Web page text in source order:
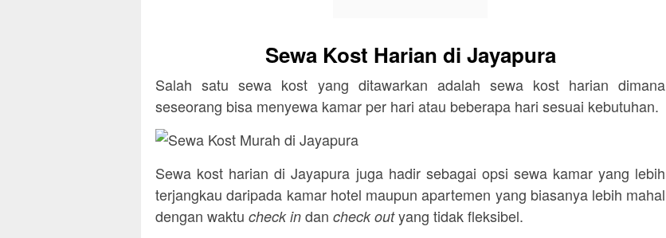
Sewa Kost Harian di Jayapura
Salah satu sewa kost yang ditawarkan adalah sewa kost harian dimana
seseorang bisa menyewa kamar per hari atau beberapa hari sesuai kebutuhan.
Sewa kost harian di Jayapura juga hadir sebagai opsi sewa kamar yang lebih
terjangkau daripada kamar hotel maupun apartemen yang biasanya lebih mahal
dengan waktu check in dan check outyang tidak fleksibel.